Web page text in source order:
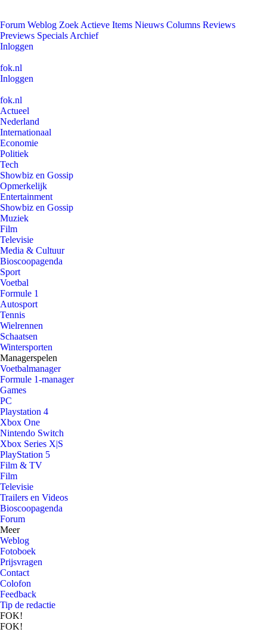
Forum Weblog Zoek Actieve Items Nieuws Columns Reviews
Previews Specials Archief
Inloggen
fok.nl
Inloggen
fok.nl
Actueel
Nederland
Internationaal
Economie
Politiek
Tech
Showbiz en Gossip
Opmerkelijk
Entertainment
Showbiz en Gossip
Muziek
Film
Televisie
Media & Cultuur
Bioscoopagenda
Sport
Voetbal
Formule 1
Autosport
Tennis
Wielrennen
Schaatsen
Wintersporten
Managerspelen
Voetbalmanager
Formule 1-manager
Games
PC
Playstation 4
Xbox One
Nintendo Switch
Xbox Series X|S
PlayStation 5
Film & TV
Film
Televisie
Trailers en Videos
Bioscoopagenda
Forum
Meer
Weblog
Fotoboek
Prijsvragen
Contact
Colofon
Feedback
Tip de redactie
FOK!
FOK!